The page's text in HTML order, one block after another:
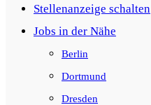
Stellenanzeige schalten
Jobs in der Nähe
Berlin
Dortmund
Dresden